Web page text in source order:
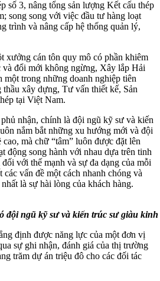
số 3, nâng tổng sản lượng Kết cấu thép
song song với việc đầu tư hàng loạt
trình và nâng cấp ​hệ thống quản lý,
xưởng cán tôn quy mô có phần khiêm
và đổi mới không ngừng, Xây lắp Hải
trong những doanh nghiệp tiên
xây dựng, Tư vấn thiết kế, Sản
tại Việt Nam.
nhận, chính là đội ngũ kỹ sư và kiến
nắm bắt những xu hướng mới và đội
mà chữ “tâm” luôn được đặt lên
động song hành với nhau dựa trên tinh
với thế mạnh và sự đa dạng của mỗi
vấn đề một cách nhanh chóng và
là sự hài lòng của khách hàng.
đội ngũ kỹ sư và kiến trúc sư giàu kinh
định được năng lực của một đơn vị
sự ghi nhận, đánh giá của thị trường
trăm dự án triệu đô cho các đối tác